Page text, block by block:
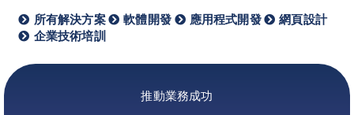
所有解決方案 軟體開發 應用程式開發
網頁設計
企業技術培訓
推動業務成功